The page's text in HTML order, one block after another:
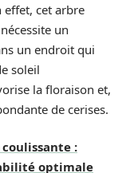
effet, cet arbre
un
un endroit qui
soleil
la floraison et,
de cerises.
:
optimale